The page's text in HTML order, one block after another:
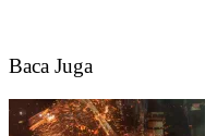
Baca Juga